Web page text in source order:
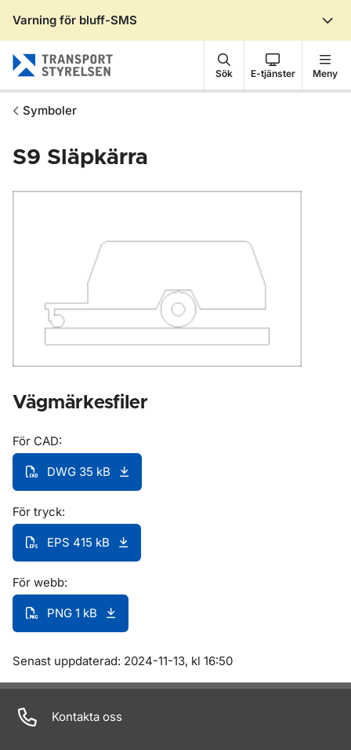
Varning för bluff-SMS
Sök E-tjänster Meny
Symboler
S9 Släpkärra
Vägmärkesfiler
För CAD:
DWG 35 kB
För tryck:
EPS 415 kB
För webb:
PNG 1 kB
Om sidan
Senast uppdaterad: 2024-11-13, kl 16:50
Kontakta oss